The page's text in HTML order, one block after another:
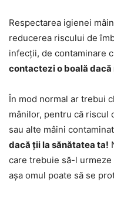
Respectarea igienei
reducerea riscului de
infecții, de contaminare
contactezi o boală
În mod normal ar trebui
mânilor, pentru că riscul
sau alte mâini
dacă ții la sănătatea ta!
care trebuie să-l
așa omul poate să se